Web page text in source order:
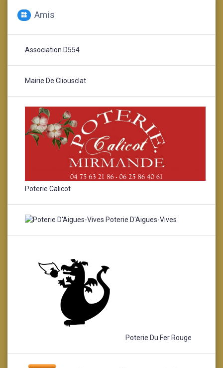
Amis
Association D554
Mairie De Cliousclat
Poterie Calicot
Poterie D'Aigues-Vives
Poterie Du Fer Rouge